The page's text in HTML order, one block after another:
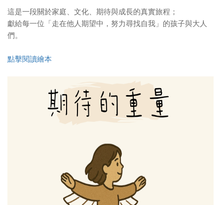
這是一段關於家庭、文化、期待與成長的真實旅程；
獻給每一位「走在他人期望中，努力尋找自我」的孩子與大人
們。
點擊閱讀繪本